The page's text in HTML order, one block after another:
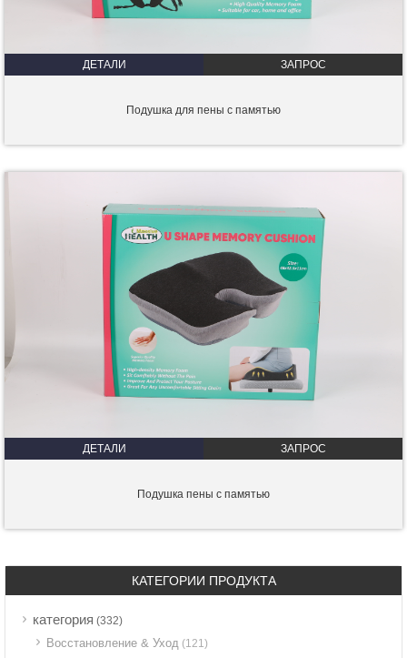
ДЕТАЛИ ЗАПРОС
Подушка для пены с памятью
ДЕТАЛИ ЗАПРОС
Подушка пены с памятью
КАТЕГОРИИ ПРОДУКТА
категория (332)
Восстановление & Уход (121)